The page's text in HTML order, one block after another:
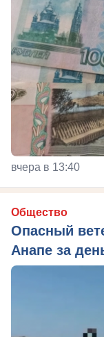
вчера в 13:40
Общество
Опасный
Анапе за